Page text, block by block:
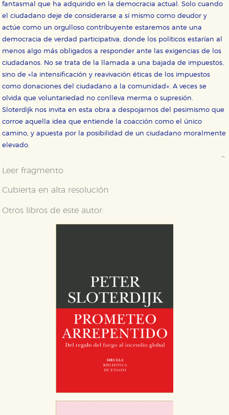
fantasmal que ha adquirido en la democracia actual. Solo cuando
el ciudadano deje de considerarse a sí mismo como deudor y
actúe como un orgulloso contribuyente estaremos ante una
democracia de verdad participativa, donde los políticos estarían al
menos algo más obligados a responder ante las exigencias de los
ciudadanos. No se trata de la llamada a una bajada de impuestos,
sino de «la intensificación y reavivación éticas de los impuestos
como donaciones del ciudadano a la comunidad». A veces se
olvida que voluntariedad no conlleva merma o supresión.
Sloterdijk nos invita en esta obra a despojarnos del pesimismo que
corroe aquella idea que entiende la coacción como el único
camino, y apuesta por la posibilidad de un ciudadano moralmente
elevado.
Leer fragmento
Cubierta en alta resolución
Otros libros de este autor: